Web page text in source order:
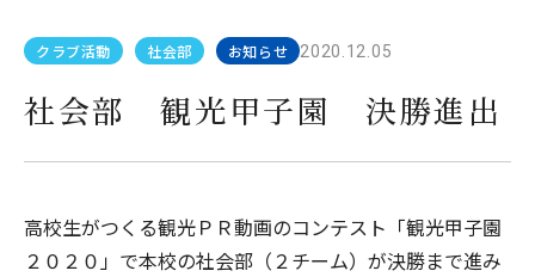
お問い合わせ アクセス
このサイトについて
クラブ活動 社会部 お知らせ 2020.12.05
社会部 観光甲子園 決勝進出
高校生がつくる観光ＰＲ動画のコンテスト「観光甲子園
２０２０」で本校の社会部（２チーム）が決勝まで進み